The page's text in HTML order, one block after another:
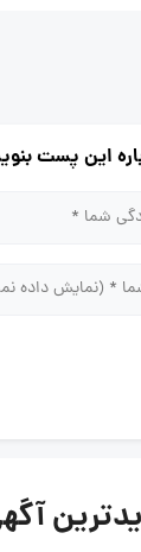
این پست